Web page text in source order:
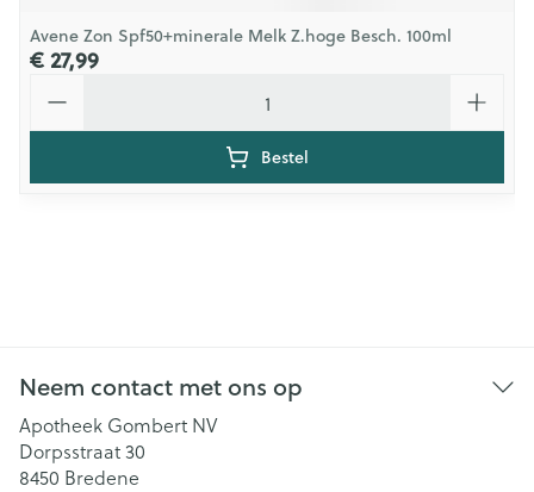
Avene Zon Spf50+minerale Melk Z.hoge Besch. 100ml
€ 27,99
Bestel
Neem contact met ons op
Apotheek Gombert NV
Dorpsstraat 30
8450 Bredene